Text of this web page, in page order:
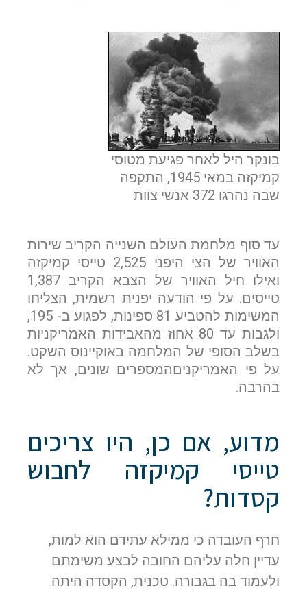
בונקר היל לאחר פגיעת מטוסי
קמיקזה במאי 1945, התקפה
שבה נהרגו 372 אנשי צוות
עד סוף מלחמת העולם השנייה הקריב שירות
האוויר של הצי היפני 2,525 טייסי קמיקזה
ואילו חיל האוויר של הצבא הקריב 1,387
טייסים. על פי הודעה יפנית רשמית, הצליחו
המשימות להטביע 81 ספינות, לפגוע ב- 195,
ולגבות עד 80 אחוז מהאבידות האמריקניות
בשלב הסופי של המלחמה באוקיינוס השקט.
על פי האמריקניםהמספרים שונים, אך לא
בהרבה.
מדוע, אם כן, היו צריכים
טייסי קמיקזה לחבוש
קסדות?
חרף העובדה כי ממילא עתידם הוא למות,
עדיין חלה עליהם החובה לבצע משימתם
ולעמוד בה בגבורה. טכנית, הקסדה היתה